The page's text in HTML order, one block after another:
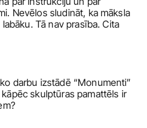
Nevēlos sludināt, ka māksla
Tā nav prasība. Cita
darbu izstādē “Monumenti”
skulptūras pamattēls ir